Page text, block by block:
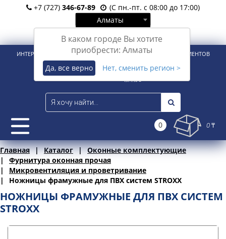
+7 (727) 346-67-89
(С пн.-пт. с 08:00 до 17:00)
Алматы
В каком городе Вы хотите
приобрести: Алматы
Да, все верно Нет, сменить регион >
Вход Регистрация
ИНТЕРНЕТ-МАГАЗИН ДЛЯ РОЗНИЧНЫХ И КОРПОРАТИВНЫХ КЛИЕНТОВ
0 0 ₸
Главная Каталог
Оконные комплектующие
Фурнитура оконная прочая
Микровентиляция и проветривание
Ножницы фрамужные для ПВХ систем STROXX
НОЖНИЦЫ ФРАМУЖНЫЕ ДЛЯ ПВХ СИСТЕМ
STROXX